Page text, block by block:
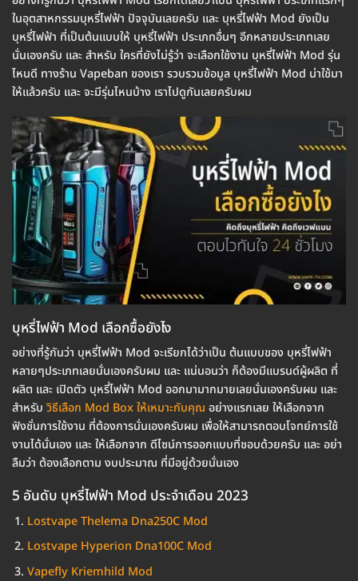
ในอุตสาหกรรมบุหรี่ไฟฟ้า ปัจจุบันเลยครับ และ บุหรี่ไฟฟ้า Mod ยังเป็น
บุหรี่ไฟฟ้า ที่เป็นต้นแบบให้ บุหรี่ไฟฟ้า ประเภทอื่นๆ อีกหลายประเภทเลย
นั่นเองครับ และ สำหรับ ใครที่ยังไม่รู้ว่า จะเลือกใช้งาน บุหรี่ไฟฟ้า Mod รุ่น
ไหนดี ทางร้าน Vapeban ของเรา รวบรวมข้อมูล บุหรี่ไฟฟ้า Mod น่าใช้มา
ให้แล้วครับ และ จะมีรุ่นไหนบ้าง เราไปดูกันเลยครับผม
บุหรี่ไฟฟ้า Mod เลือกซื้อยังไง
อย่างที่รู้กันว่า บุหรี่ไฟฟ้า Mod จะเรียกได้ว่าเป็น ต้นแบบของ บุหรี่ไฟฟ้า
หลายๆประเภทเลยนั่นเองครับผม และ แน่นอนว่า ก็ต้องมีแบรนด์ผู้ผลิต ที่
ผลิต และ เปิดตัว บุหรี่ไฟฟ้า Mod ออกมามากมายเลยนั่นเองครับผม และ
สำหรับวิธีเลือก Mod Box ให้เหมาะกับคุณ อย่างแรกเลย ให้เลือกจาก
ฟังชั่นการใช้งาน ที่ต้องการนั่นเองครับผม เพื่อให้สามารถตอบโจทย์การใช้
งานได้นั่นเอง และ ให้เลือกจาก ดีไซน์การออกแบบที่ชอบด้วยครับ และ อย่า
ลืมว่า ต้องเลือกตาม งบประมาณ ที่มีอยู่ด้วยนั่นเอง
5 อันดับ บุหรี่ไฟฟ้า Mod ประจำเดือน 2023
Lostvape Thelema Dna250C Mod
Lostvape Hyperion Dna100C Mod
Vapefly Kriemhild Mod